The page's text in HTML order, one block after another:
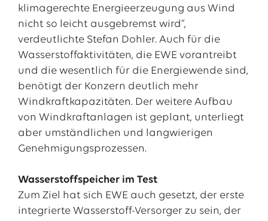
klimagerechte Energieerzeugung aus Wind
nicht so leicht ausgebremst wird“,
verdeutlichte Stefan Dohler. Auch für die
Wasserstoffaktivitäten, die EWE vorantreibt
und die wesentlich für die Energiewende sind,
benötigt der Konzern deutlich mehr
Windkraftkapazitäten. Der weitere Aufbau
von Windkraftanlagen ist geplant, unterliegt
aber umständlichen und langwierigen
Genehmigungsprozessen.
Wasserstoffspeicher im Test
Zum Ziel hat sich EWE auch gesetzt, der erste
integrierte Wasserstoff-Versorger zu sein, der